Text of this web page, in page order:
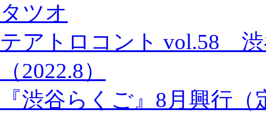
タツオ
テアトロコント vol.58
（2022.8）
『渋谷らくご』8月興行